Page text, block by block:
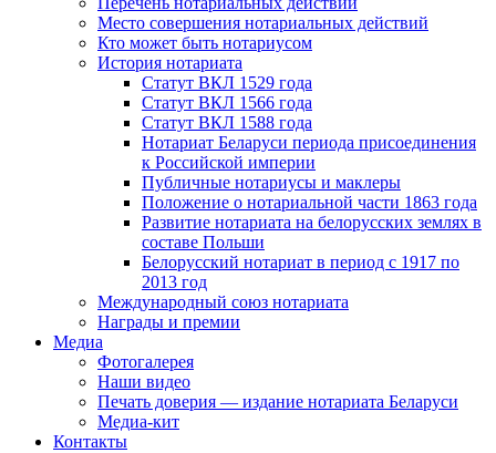
Место совершения нотариальных действий
Кто может быть нотариусом
История нотариата
Статут ВКЛ 1529 года
Статут ВКЛ 1566 года
Статут ВКЛ 1588 года
Нотариат Беларуси периода присоединения
к Российской империи
Публичные нотариусы и маклеры
Положение о нотариальной части 1863 года
Развитие нотариата на белорусских землях в
составе Польши
Белорусский нотариат в период с 1917 по
2013 год
Международный союз нотариата
Награды и премии
Медиа
Фотогалерея
Наши видео
Печать доверия — издание нотариата Беларуси
Медиа-кит
Контакты